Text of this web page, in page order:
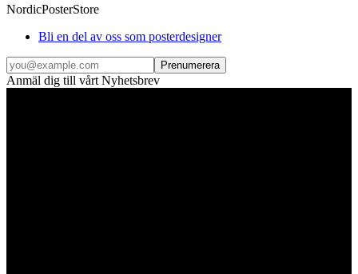
NordicPosterStore
Bli en del av oss som posterdesigner
Prenumerera
Anmäl dig till vårt Nyhetsbrev